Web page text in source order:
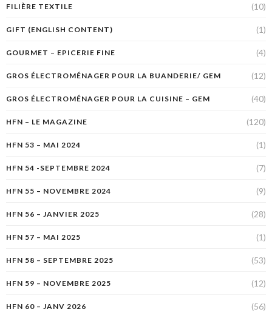
FILIÈRE TEXTILE (10)
GIFT (ENGLISH CONTENT) (1)
GOURMET – EPICERIE FINE (4)
GROS ÉLECTROMÉNAGER POUR LA BUANDERIE/ GEM (12)
GROS ÉLECTROMÉNAGER POUR LA CUISINE – GEM (40)
HFN – LE MAGAZINE (120)
HFN 53 – MAI 2024 (1)
HFN 54 -SEPTEMBRE 2024 (7)
HFN 55 – NOVEMBRE 2024 (9)
HFN 56 – JANVIER 2025 (28)
HFN 57 – MAI 2025 (1)
HFN 58 – SEPTEMBRE 2025 (53)
HFN 59 – NOVEMBRE 2025 (12)
HFN 60 – JANV 2026 (56)